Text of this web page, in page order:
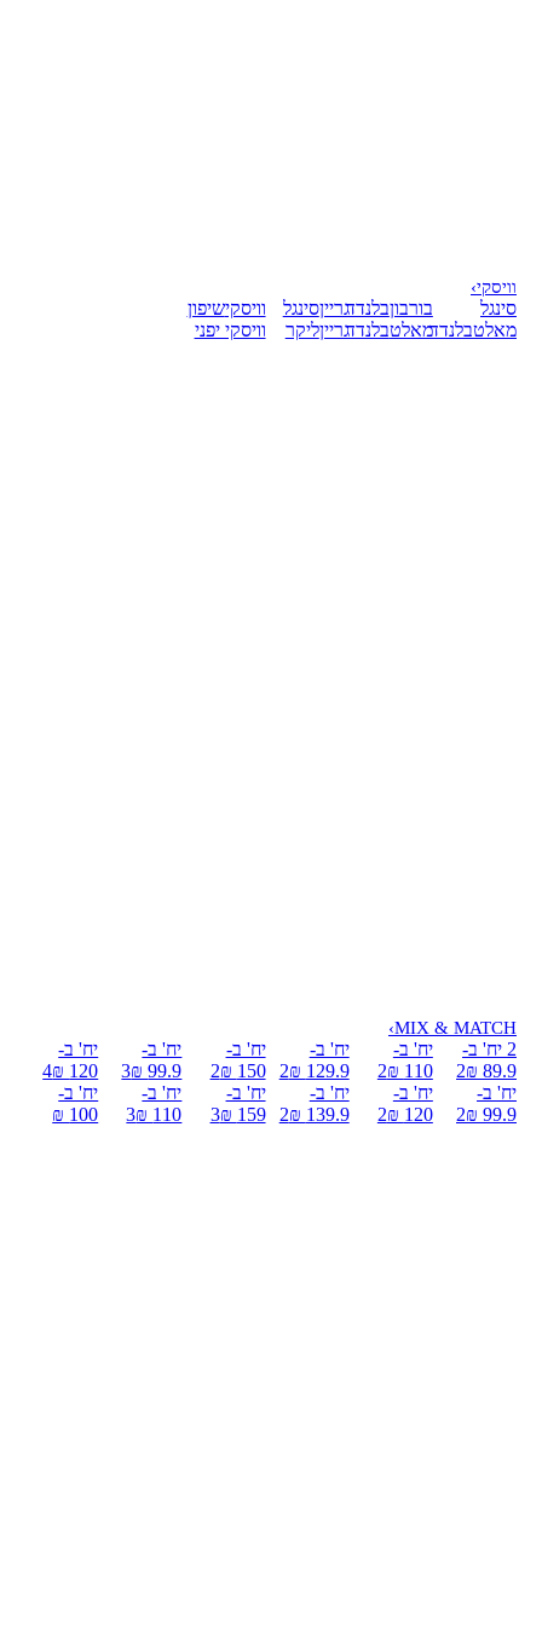
וויסקי›
סינגל
מאלטבלנדד
בורבוןבלנדד
מאלטבלנדד
גרייןסינגל
גרייןליקר
וויסקישיפון
וויסקי יפני
MIX & MATCH
›
2 יח' ב-
89.9 ₪
2
יח' ב-
99.9 ₪
2
יח' ב-
110 ₪
2
יח' ב-
120 ₪
2
יח' ב-
129.9 ₪
2
יח' ב-
139.9 ₪
2
יח' ב-
150 ₪
2
יח' ב-
159 ₪
3
יח' ב-
99.9 ₪
3
יח' ב-
110 ₪
3
יח' ב-
120 ₪
4
יח' ב-
100 ₪